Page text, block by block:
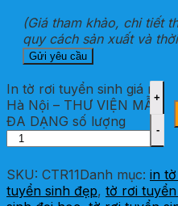
(Giá tham khảo, chi tiết
quy cách sản xuất và
In tờ rơi tuyển sinh giá rẻ
Hà Nội – THƯ VIỆN MẪU
ĐA DẠNG số lượng
SKU: CTR11Danh mục: in
tuyển sinh đẹp, tờ rơi